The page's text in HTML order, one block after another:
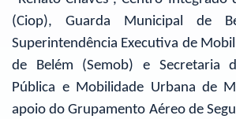
(Ciop), Guarda Municipal de
Superintendência Executiva de
de Belém (Semob) e Secretaria
Pública e Mobilidade Urbana de
apoio do Grupamento Aéreo de